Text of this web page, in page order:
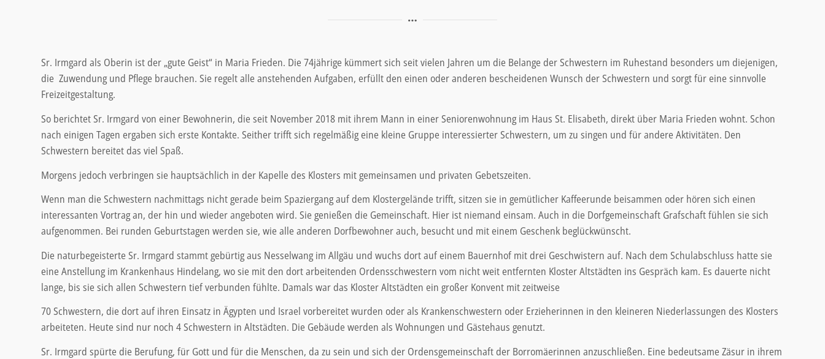
Sr. Irmgard als Oberin ist der „gute Geist“ in Maria Frieden. Die 74jährige kümmert sich seit vielen Jahren um die Belange der Schwestern im Ruhestand besonders um diejenigen,
die Zuwendung und Pflege brauchen. Sie regelt alle anstehenden Aufgaben, erfüllt den einen oder anderen bescheidenen Wunsch der Schwestern und sorgt für eine sinnvolle
Freizeitgestaltung.
So berichtet Sr. Irmgard von einer Bewohnerin, die seit November 2018 mit ihrem Mann in einer Seniorenwohnung im Haus St. Elisabeth, direkt über Maria Frieden wohnt. Schon
nach einigen Tagen ergaben sich erste Kontakte. Seither trifft sich regelmäßig eine kleine Gruppe interessierter Schwestern, um zu singen und für andere Aktivitäten. Den
Schwestern bereitet das viel Spaß.
Morgens jedoch verbringen sie hauptsächlich in der Kapelle des Klosters mit gemeinsamen und privaten Gebetszeiten.
Wenn man die Schwestern nachmittags nicht gerade beim Spaziergang auf dem Klostergelände trifft, sitzen sie in gemütlicher Kaffeerunde beisammen oder hören sich einen
interessanten Vortrag an, der hin und wieder angeboten wird. Sie genießen die Gemeinschaft. Hier ist niemand einsam. Auch in die Dorfgemeinschaft Grafschaft fühlen sie sich
aufgenommen. Bei runden Geburtstagen werden sie, wie alle anderen Dorfbewohner auch, besucht und mit einem Geschenk beglückwünscht.
Die naturbegeisterte Sr. Irmgard stammt gebürtig aus Nesselwang im Allgäu und wuchs dort auf einem Bauernhof mit drei Geschwistern auf. Nach dem Schulabschluss hatte sie
eine Anstellung im Krankenhaus Hindelang, wo sie mit den dort arbeitenden Ordensschwestern vom nicht weit entfernten Kloster Altstädten ins Gespräch kam. Es dauerte nicht
lange, bis sie sich allen Schwestern tief verbunden fühlte. Damals war das Kloster Altstädten ein großer Konvent mit zeitweise
70 Schwestern, die dort auf ihren Einsatz in Ägypten und Israel vorbereitet wurden oder als Krankenschwestern oder Erzieherinnen in den kleineren Niederlassungen des Klosters
arbeiteten. Heute sind nur noch 4 Schwestern in Altstädten. Die Gebäude werden als Wohnungen und Gästehaus genutzt.
Sr. Irmgard spürte die Berufung, für Gott und für die Menschen, da zu sein und sich der Ordensgemeinschaft der Borromäerinnen anzuschließen. Eine bedeutsame Zäsur in ihrem